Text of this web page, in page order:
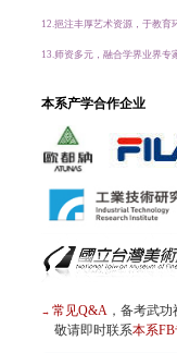
12.挹注丰厚艺术资源，于教育
13.师资多元，融合学界业界专
本系产学合作企业
→ 常见Q&A ，备考武功
敬请即时联系本系